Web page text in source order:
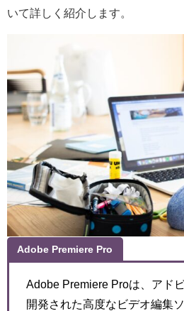
いて詳しく紹介します。
Adobe Premiere Pro
Adobe Premiere Proは、アド
開発された高度なビデオ編集